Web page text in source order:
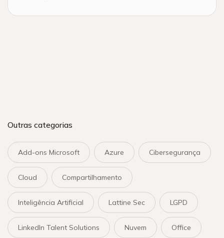
Outras categorias
Add-ons Microsoft Azure Cibersegurança
Cloud Compartilhamento
Inteligência Artificial Lattine Sec LGPD
LinkedIn Talent Solutions Nuvem Office